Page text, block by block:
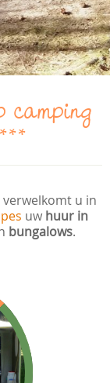
camping
verwelkomt u in
uw huur in
bungalows.